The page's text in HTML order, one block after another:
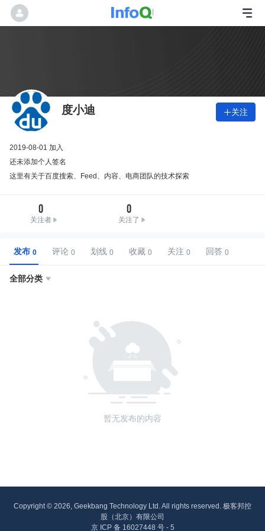
度小迪 关注
2019-08-01 加入
还未添加个人签名
这里有关于百度搜索、Feed、内容、电商团队的技术探索
0
关注者
0
关注了
发布 评论 划线 收藏 关注 回答
全部分类 
暂无发布的内容
Copyright © 2026, Geekbang Technology Ltd. All rights reserved. 极客邦控
股（北京）有限公司
京 ICP 备 16027448 号 - 5